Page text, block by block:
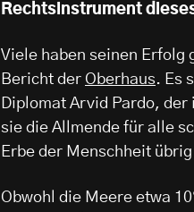
Rechtsinstrument
Viele haben seinen
Bericht der Oberhaus. Es
Diplomat Arvid Pardo,
sie die Allmende für alle
Erbe der Menschheit
Obwohl die Meere etwa